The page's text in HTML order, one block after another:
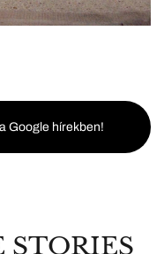
Google hírekben!
STORIES